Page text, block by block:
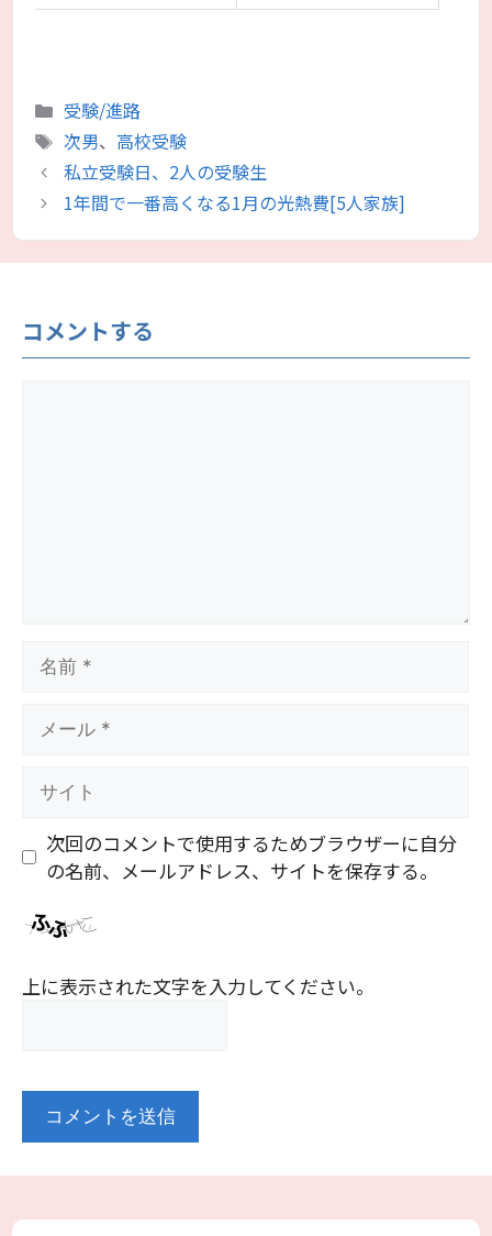
カ
テ
ゴ
リ
ー
受験/進路
タ
グ
次男、 高校受験
私立受験日、2人の受験生
1年間で一番高くなる1月の光熱費[5人家族]
コメントする
次回のコメントで使用するためブラウザーに自分
の名前、メールアドレス、サイトを保存する。
上に表示された文字を入力してください。